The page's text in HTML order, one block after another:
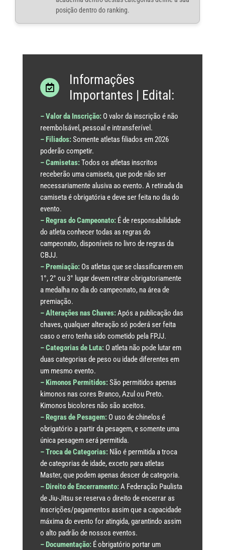
posição dentro do ranking.
Informações
Importantes | Edital:
– Valor da Inscrição: O valor da inscrição é não
reembolsável, pessoal e intransferível.
– Filiados:Somente atletas filiados em 2026
poderão competir.
– Camisetas:Todos os atletas inscritos
receberão uma camiseta, que pode não ser
necessariamente alusiva ao evento. A retirada da
camiseta é obrigatória e deve ser feita no dia do
evento.
– Regras do Campeonato: É de responsabilidade
do atleta conhecer todas as regras do
campeonato, disponíveis no livro de regras da
CBJJ.
– Premiação: Os atletas que se classificarem em
1°, 2° ou 3° lugar devem retirar obrigatoriamente
a medalha no dia do campeonato, na área de
premiação.
– Alterações nas Chaves:Após a publicação das
chaves, qualquer alteração só poderá ser feita
caso o erro tenha sido cometido pela FPJJ.
– Categorias de Luta: O atleta não pode lutar em
duas categorias de peso ou idade diferentes em
um mesmo evento.
– Kimonos Permitidos:São permitidos apenas
kimonos nas cores Branco, Azul ou Preto.
Kimonos bicolores não são aceitos.
– Regras de Pesagem: O uso de chinelos é
obrigatório a partir da pesagem, e somente uma
única pesagem será permitida.
– Troca de Categorias: Não é permitida a troca
de categorias de idade, exceto para atletas
Master, que podem apenas descer de categoria.
– Direito de Encerramento:A Federação Paulista
de Jiu-Jitsu se reserva o direito de encerrar as
inscrições/pagamentos assim que a capacidade
máxima do evento for atingida, garantindo assim
o alto padrão de nossos eventos.
– Documentação: É obrigatório portar um